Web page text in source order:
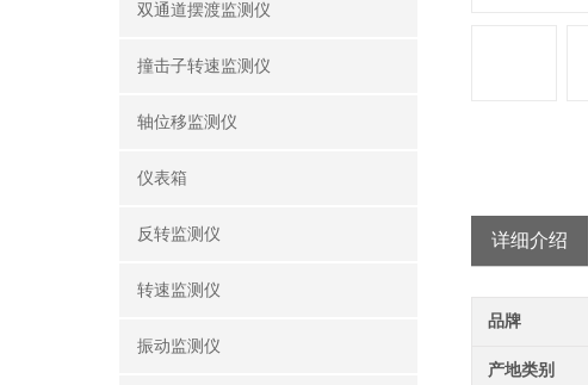
双通道摆渡监测仪
撞击子转速监测仪
轴位移监测仪
仪表箱
反转监测仪
转速监测仪
振动监测仪
详细介绍
品牌
产地类别